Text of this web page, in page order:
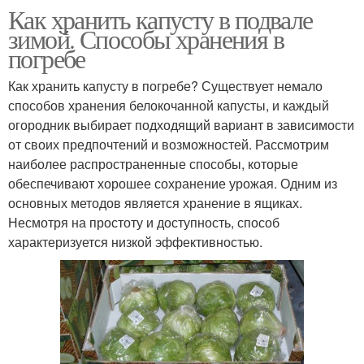
Как хранить капусту в подвале
зимой. Способы хранения в
погребе
Как хранить капусту в погребе? Существует немало
способов хранения белокочанной капусты, и каждый
огородник выбирает подходящий вариант в зависимости
от своих предпочтений и возможностей. Рассмотрим
наиболее распространенные способы, которые
обеспечивают хорошее сохранение урожая. Одним из
основных методов является хранение в ящиках.
Несмотря на простоту и доступность, способ
характеризуется низкой эффективностью.